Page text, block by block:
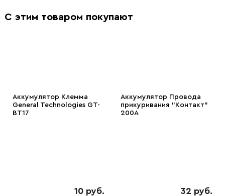
С этим товаром покупают
Аккумулятор Клемма
General Technologies GT-
BT17
10 руб.
Аккумулятор Провода
прикуривания "Контакт"
200А
32 руб.